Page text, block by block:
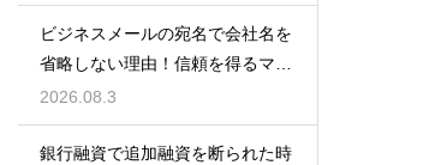
ビジネスメールの宛名で会社名を
省略しない理由！信頼を得るマナ
ー
2026.08.3
銀行融資で追加融資を断られた時